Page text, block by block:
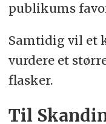
publikums
Samtidig vil et
vurdere et
flasker.
Til